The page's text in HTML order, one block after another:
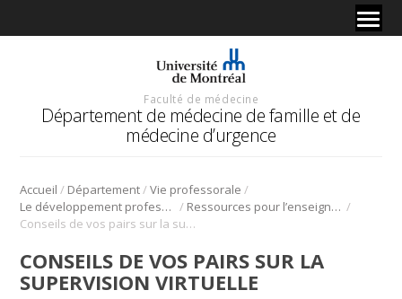
Faculté de médecine
Département de médecine de famille et de
médecine d’urgence
Accueil / Département/Vie professorale /
Le développement professoral / Ressources pour l’enseignement à distance (COVID-19) /
Conseils de vos pairs sur la supervision virtuelle
CONSEILS DE VOS PAIRS SUR LA
SUPERVISION VIRTUELLE